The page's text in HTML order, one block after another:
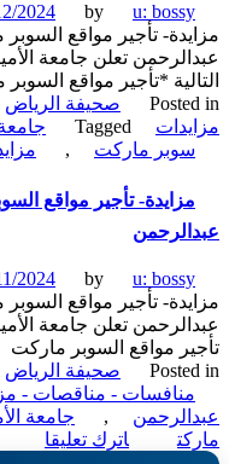
25/12/2024 by
u:
تأجير مواقع السوبر
تعلن جامعة الأميرة
*تأجير مواقع السوبر
صحيفة الرياض ,
Tagged جامعة
ماركت
, مزايدة
تأجير مواقع السوبر
20/11/2024 by
u:
تأجير مواقع السوبر
تعلن جامعة الأميرة
مواقع السوبر ماركت
صحيفة الرياض ,
- مناقصات - مزايدات
, جامعة الأميرة
اترك تعليقاon